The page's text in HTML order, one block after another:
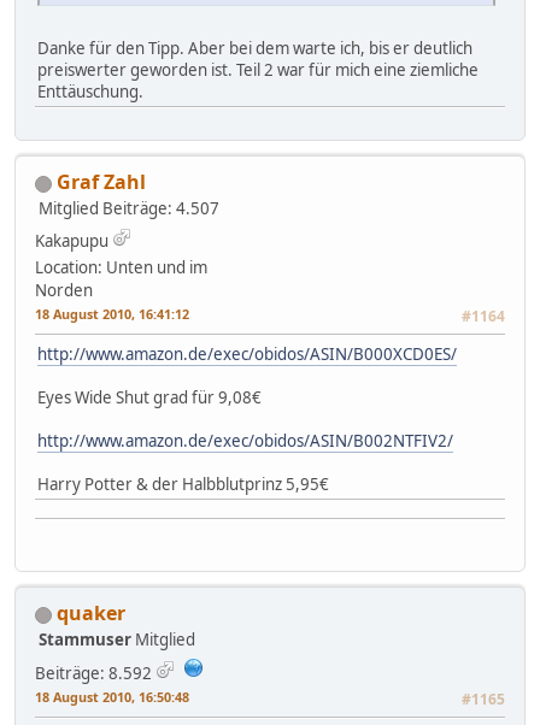
Danke für den Tipp. Aber bei dem warte ich, bis er deutlich
preiswerter geworden ist. Teil 2 war für mich eine ziemliche
Enttäuschung.
Graf Zahl
Mitglied Beiträge: 4.507
Kakapupu
Location: Unten und im
Norden
18 August 2010, 16:41:12 #1164
http://www.amazon.de/exec/obidos/ASIN/B000XCD0ES/
Eyes Wide Shut grad für 9,08€
http://www.amazon.de/exec/obidos/ASIN/B002NTFIV2/
Harry Potter & der Halbblutprinz 5,95€
quaker
Stammuser Mitglied
Beiträge: 8.592
18 August 2010, 16:50:48 #1165